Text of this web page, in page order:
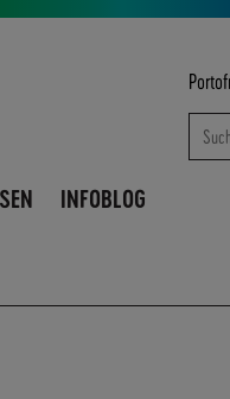
Suche
Suche
INFOBLOG